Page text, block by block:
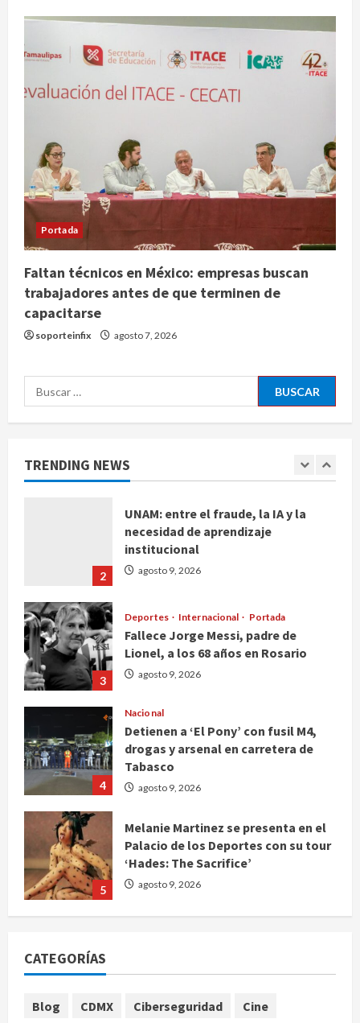
Portada
Faltan técnicos en México: empresas buscan
trabajadores antes de que terminen de
capacitarse
soporteinfix agosto 7, 2026
Buscar:
TRENDING NEWS
2
institucional
agosto 9, 2026
Deportes Internacional
agosto 9, 2026
Nacional
Detienen a ‘El Pony’ con fusil M4,
drogas y arsenal en carretera de
Tabasco
agosto 9, 2026
Melanie Martinez se presenta en el
‘Hades: The Sacrifice’
1
De la medicina sencilla a la
complejidad moderna: cuando el
2
UNAM: entre el fraude, la IA y la
necesidad de aprendizaje
institucional
agosto 9, 2026
3
Deportes Internacional Portada
Fallece Jorge Messi, padre de
Lionel, a los 68 años en Rosario
agosto 9, 2026
4
Nacional
Detienen a ‘El Pony’ con fusil M4,
drogas y arsenal en carretera de
Tabasco
agosto 9, 2026
5
Melanie Martinez se presenta en el
Palacio de los Deportes con su tour
‘Hades: The Sacrifice’
agosto 9, 2026
hospital
agosto 9, 2026
CATEGORÍAS
Blog CDMX Ciberseguridad Cine